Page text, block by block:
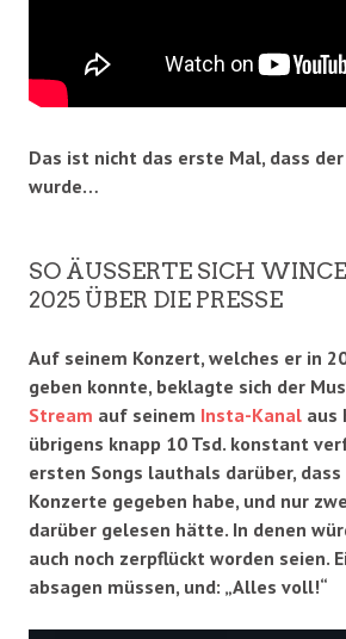
Das ist nicht das erste Mal, dass
wurde…
SO ÄUSSERTE SICH
025 ÜBER DIE PRESSE
Auf seinem Konzert, welches er in
geben konnte, beklagte sich der
Stream auf seinem Insta-Kanal aus
übrigens knapp 10 Tsd. konstant
ersten Songs lauthals darüber, dass
Konzerte gegeben habe, und nur
darüber gelesen hätte. In denen
auch noch zerpflückt worden seien.
absagen müssen, und: „Alles voll!“